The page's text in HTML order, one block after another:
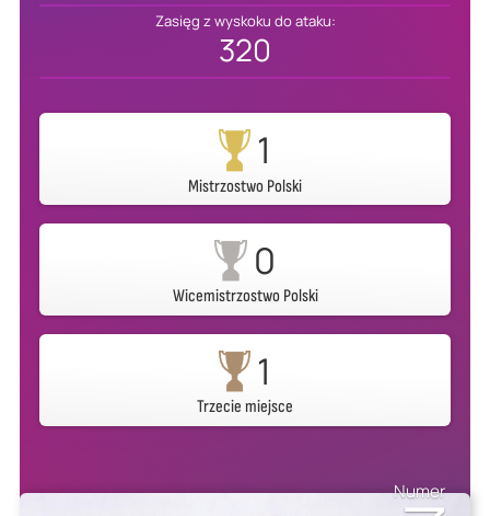
Zasięg z wyskoku do ataku:
320
1
Mistrzostwo Polski
0
Wicemistrzostwo Polski
1
Trzecie miejsce
Numer